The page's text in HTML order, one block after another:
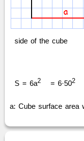
side of the cube
S = 6a2 = 6·502
a: Cube surface area